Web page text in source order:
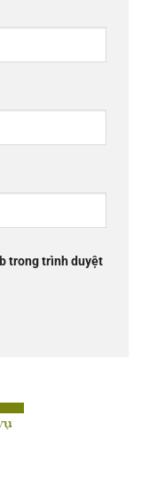
trong trình duyệt